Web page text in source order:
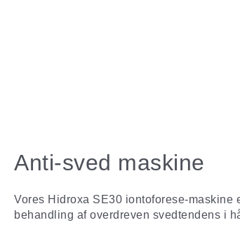
Anti-sved maskine
Vores Hidroxa SE30 iontoforese-maskine
behandling af overdreven svedtendens i